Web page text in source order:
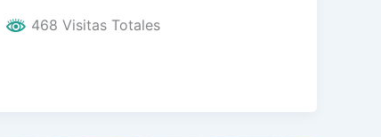
468 Visitas Totales